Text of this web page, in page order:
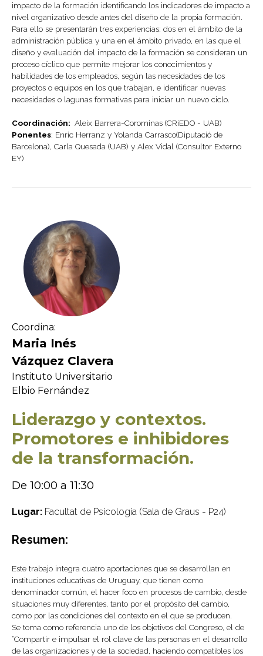
impacto de la formación identificando los indicadores de impacto a
nivel organizativo desde antes del diseño de la propia formación.
Para ello se presentarán tres experiencias: dos en el ámbito de la
administración pública y una en el ámbito privado, en las que el
diseño y evaluación del impacto de la formación se consideran un
proceso cíclico que permite mejorar los conocimientos y
habilidades de los empleados, según las necesidades de los
proyectos o equipos en los que trabajan, e identificar nuevas
necesidades o lagunas formativas para iniciar un nuevo ciclo.
Coordinación: Aleix Barrera-Corominas (CRiEDO - UAB)
Ponentes: Enric Herranz y Yolanda Carrasco(Diputació de
Barcelona), Carla Quesada (UAB) y Alex Vidal (Consultor Externo
EY)
Coordina:
Maria Inés
Vázquez Clavera
Instituto Universitario
Elbio Fernández
Liderazgo y contextos.
Promotores e inhibidores
de la transformación.
De 10:00 a 11:30
Lugar: Facultat de Psicologia (Sala de Graus - P24)
Resumen:
Este trabajo integra cuatro aportaciones que se desarrollan en
instituciones educativas de Uruguay, que tienen como
denominador común, el hacer foco en procesos de cambio, desde
situaciones muy diferentes, tanto por el propósito del cambio,
como por las condiciones del contexto en el que se producen.
Se toma como referencia uno de los objetivos del Congreso, el de
“Compartir e impulsar el rol clave de las personas en el desarrollo
de las organizaciones y de la sociedad, haciendo compatibles los